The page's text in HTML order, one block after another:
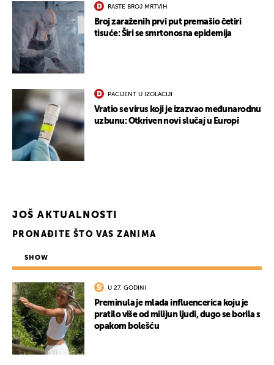
RASTE BROJ MRTVIH
Broj zaraženih prvi put premašio četiri
tisuće: Širi se smrtonosna epidemija
PACIJENT U IZOLACIJI
Vratio se virus koji je izazvao međunarodnu
uzbunu: Otkriven novi slučaj u Europi
JOŠ AKTUALNOSTI
PRONAĐITE ŠTO VAS ZANIMA
SHOW
U 27. GODINI
Preminula je mlada influencerica koju je
pratilo više od milijun ljudi, dugo se borila s
opakom bolešću